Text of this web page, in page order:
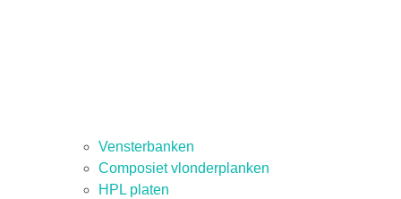
Vensterbanken
Composiet vlonderplanken
HPL platen